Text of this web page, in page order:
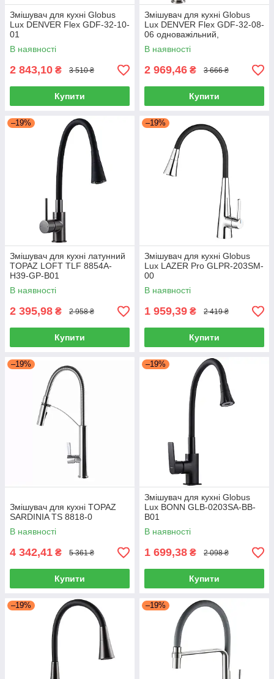
Змішувач для кухні Globus
Lux DENVER Flex GDF-32-10-
01
В наявності
2 843,10 ₴ 3 510 ₴
Купити
Змішувач для кухні Globus
Lux DENVER Flex GDF-32-08-
06 одноважільний,
рефлекторний, силіконовий
В наявності
2 969,46 ₴ 3 666 ₴
Купити
–19%
Змішувач для кухні латунний
TOPAZ LOFT TLF 8854A-
H39-GP-B01
В наявності
2 395,98 ₴ 2 958 ₴
Купити
–19%
Змішувач для кухні Globus
Lux LAZER Pro GLPR-203SM-
00
В наявності
1 959,39 ₴ 2 419 ₴
Купити
–19%
Змішувач для кухні TOPAZ
SARDINIA TS 8818-0
В наявності
4 342,41 ₴ 5 361 ₴
Купити
–19%
Змішувач для кухні Globus
Lux BONN GLB-0203SA-BB-
B01
В наявності
1 699,38 ₴ 2 098 ₴
Купити
–19% –19%